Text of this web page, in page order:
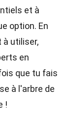
et à
option. En
à utiliser,
en
que tu fais
à l'arbre de
!